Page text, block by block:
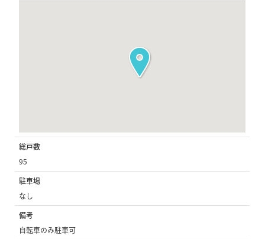
総戸数
95
駐車場
なし
備考
自転車のみ駐車可